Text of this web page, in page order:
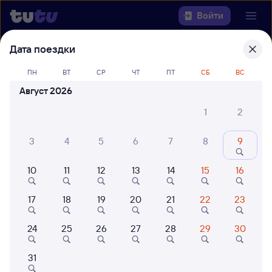
Войти
Выберите день, чтобы найти
билеты Санкт-Петербург-Главн. —
Зубова Поляна
Куда
Когда
Кто едет
Найти поезда
Дата поездки
ПН ВТ СР ЧТ ПТ СБ ВС
Август 2026
1
2
3 4 5 6 7 8 9
10 11 12 13 14 15 16
17 18 19 20 21 22 23
24 25 26 27 28 29 30
31